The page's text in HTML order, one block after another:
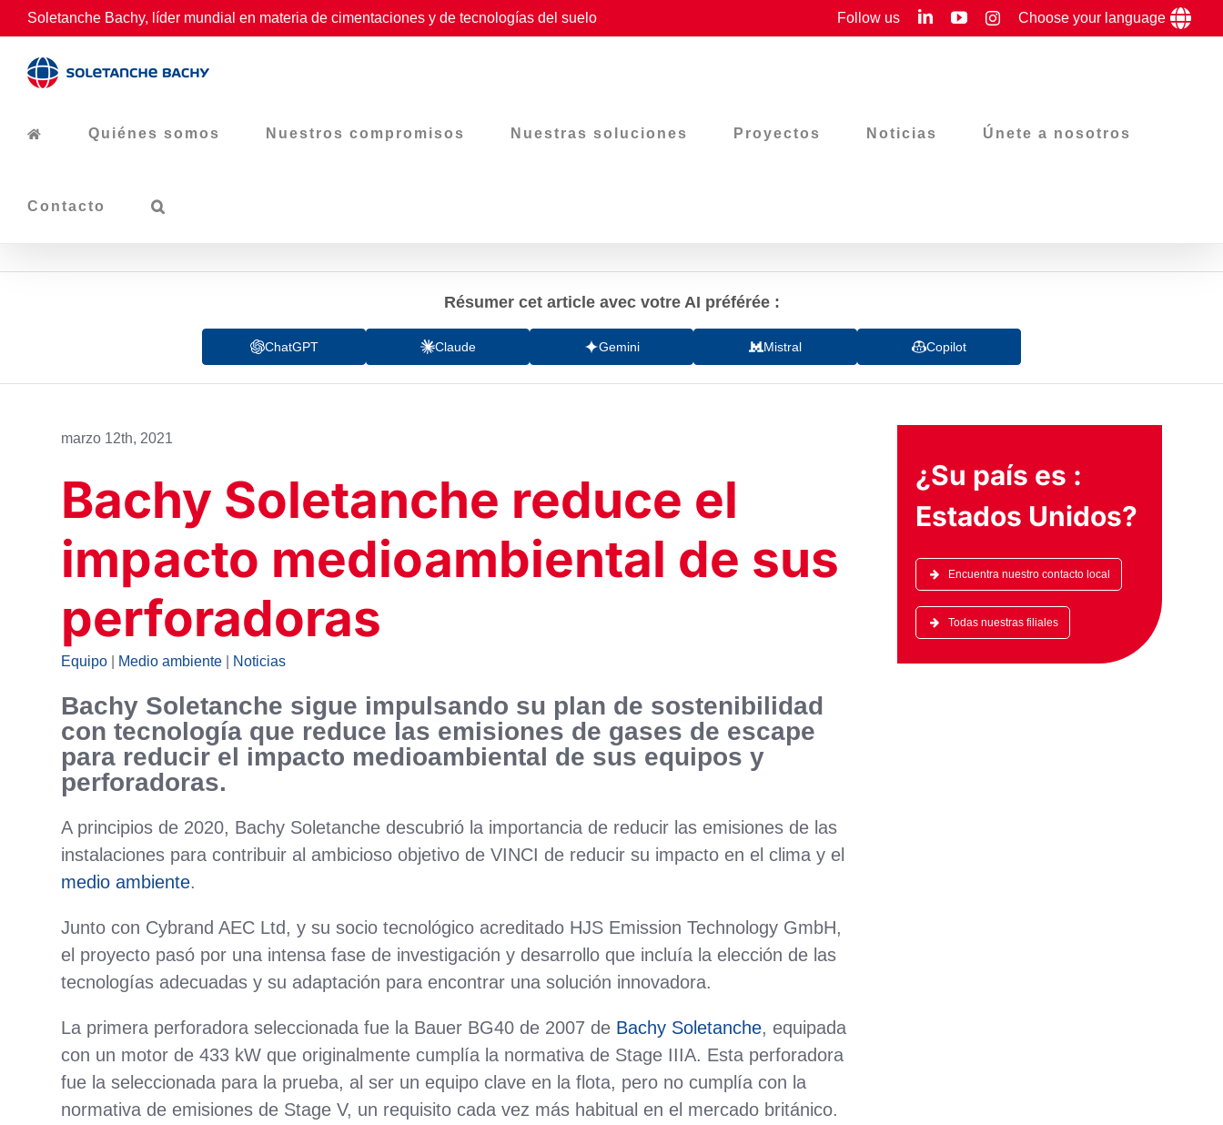
Skip
to
content
Soletanche Bachy, líder mundial en materia de cimentaciones y de tecnologías del suelo Follow us LinkedInYouTubeInstagram
Choose your language
Quiénes somos Nuestros compromisos Nuestras soluciones Proyectos Noticias Únete a nosotros
Contacto
Résumer cet article avec votre AI préférée :
ChatGPT Claude Gemini Mistral Copilot
marzo 12th, 2021
Bachy Soletanche reduce el
impacto medioambiental de sus
perforadoras
Equipo Medio ambiente Noticias
Bachy Soletanche sigue impulsando su plan de sostenibilidad
con tecnología que reduce las emisiones de gases de escape
para reducir el impacto medioambiental de sus equipos y
perforadoras.
A principios de 2020, Bachy Soletanche descubrió la importancia de reducir las emisiones de las
instalaciones para contribuir al ambicioso objetivo de VINCI de reducir su impacto en el clima y el
medio ambiente.
Junto con Cybrand AEC Ltd, y su socio tecnológico acreditado HJS Emission Technology GmbH,
el proyecto pasó por una intensa fase de investigación y desarrollo que incluía la elección de las
tecnologías adecuadas y su adaptación para encontrar una solución innovadora.
La primera perforadora seleccionada fue la Bauer BG40 de 2007 de Bachy Soletanche, equipada
con un motor de 433 kW que originalmente cumplía la normativa de Stage IIIA. Esta perforadora
fue la seleccionada para la prueba, al ser un equipo clave en la flota, pero no cumplía con la
normativa de emisiones de Stage V, un requisito cada vez más habitual en el mercado británico.
¿Su país es :
Estados Unidos?
Encuentra nuestro contacto local
Todas nuestras filiales